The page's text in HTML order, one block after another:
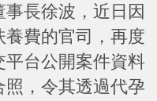
長徐波，近日因
費的官司，再度
平台公開案件資料
，令其透過代孕